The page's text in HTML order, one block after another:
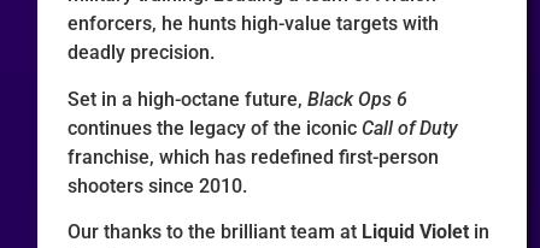
enforcers, he hunts high-value targets with
deadly precision.
Set in a high-octane future,Black Ops 6
continues the legacy of the iconicCall of Duty
franchise, which has redefined first-person
shooters since 2010.
Our thanks to the brilliant team at Liquid Violet in